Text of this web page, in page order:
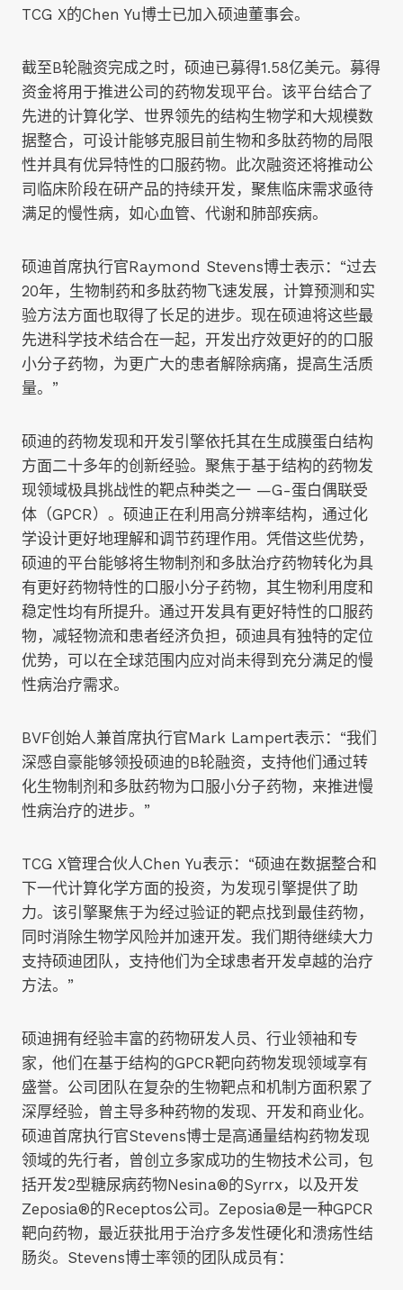
TCG X的Chen Yu博士已加入硕迪董事会。
截至B轮融资完成之时，硕迪已募得1.58亿美元。募得
资金将用于推进公司的药物发现平台。该平台结合了
先进的计算化学、世界领先的结构生物学和大规模数
据整合，可设计能够克服目前生物和多肽药物的局限
性并具有优异特性的口服药物。此次融资还将推动公
司临床阶段在研产品的持续开发，聚焦临床需求亟待
满足的慢性病，如心血管、代谢和肺部疾病。
硕迪首席执行官Raymond Stevens博士表示：“过去
20年，生物制药和多肽药物飞速发展，计算预测和实
验方法方面也取得了长足的进步。现在硕迪将这些最
先进科学技术结合在一起，开发出疗效更好的的口服
小分子药物，为更广大的患者解除病痛，提高生活质
量。”
硕迪的药物发现和开发引擎依托其在生成膜蛋白结构
方面二十多年的创新经验。聚焦于基于结构的药物发
现领域极具挑战性的靶点种类之一 —G-蛋白偶联受
体（GPCR）。硕迪正在利用高分辨率结构，通过化
学设计更好地理解和调节药理作用。凭借这些优势，
硕迪的平台能够将生物制剂和多肽治疗药物转化为具
有更好药物特性的口服小分子药物，其生物利用度和
稳定性均有所提升。通过开发具有更好特性的口服药
物，减轻物流和患者经济负担，硕迪具有独特的定位
优势，可以在全球范围内应对尚未得到充分满足的慢
性病治疗需求。
BVF创始人兼首席执行官Mark Lampert表示：“我们
深感自豪能够领投硕迪的B轮融资，支持他们通过转
化生物制剂和多肽药物为口服小分子药物，来推进慢
性病治疗的进步。”
TCG X管理合伙人Chen Yu表示：“硕迪在数据整合和
下一代计算化学方面的投资，为发现引擎提供了助
力。该引擎聚焦于为经过验证的靶点找到最佳药物，
同时消除生物学风险并加速开发。我们期待继续大力
支持硕迪团队，支持他们为全球患者开发卓越的治疗
方法。”
硕迪拥有经验丰富的药物研发人员、行业领袖和专
家，他们在基于结构的GPCR靶向药物发现领域享有
盛誉。公司团队在复杂的生物靶点和机制方面积累了
深厚经验，曾主导多种药物的发现、开发和商业化。
硕迪首席执行官Stevens博士是高通量结构药物发现
领域的先行者，曾创立多家成功的生物技术公司，包
括开发2型糖尿病药物Nesina®的Syrrx，以及开发
Zeposia®的Receptos公司。Zeposia®是一种GPCR
靶向药物，最近获批用于治疗多发性硬化和溃疡性结
肠炎。Stevens博士率领的团队成员有：